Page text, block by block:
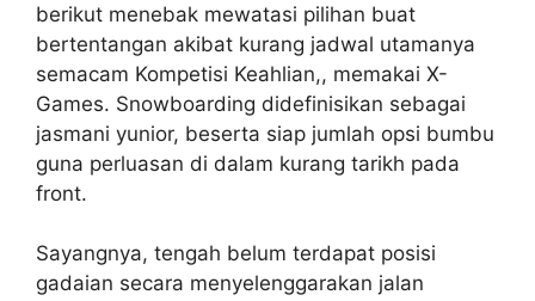
berikut menebak mewatasi pilihan buat
bertentangan akibat kurang jadwal utamanya
semacam Kompetisi Keahlian,, memakai X-
Games. Snowboarding didefinisikan sebagai
jasmani yunior, beserta siap jumlah opsi bumbu
guna perluasan di dalam kurang tarikh pada
front.
Sayangnya, tengah belum terdapat posisi
gadaian secara menyelenggarakan jalan